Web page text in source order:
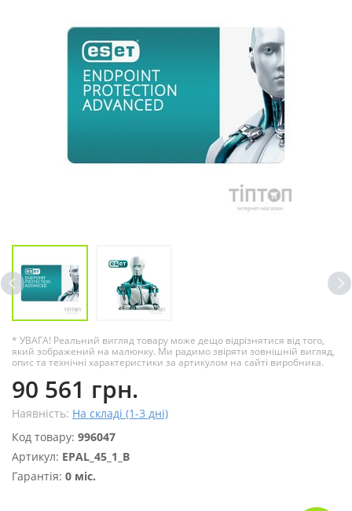
* УВАГА! Реальний вигляд товару може дещо відрізнятися від того,
який зображений на малюнку. Ми радимо звіряти зовнішній вигляд,
опис та технічні характеристики за артикулом на сайті виробника.
90 561 грн.
Наявність: На складі (1-3 дні)
Код товару: 996047
Артикул: EPAL_45_1_B
Гарантія: 0 міс.